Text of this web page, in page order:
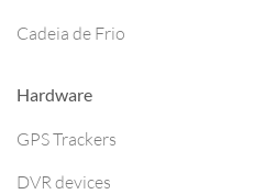
Cadeia de Frio
Hardware
GPS Trackers
DVR devices